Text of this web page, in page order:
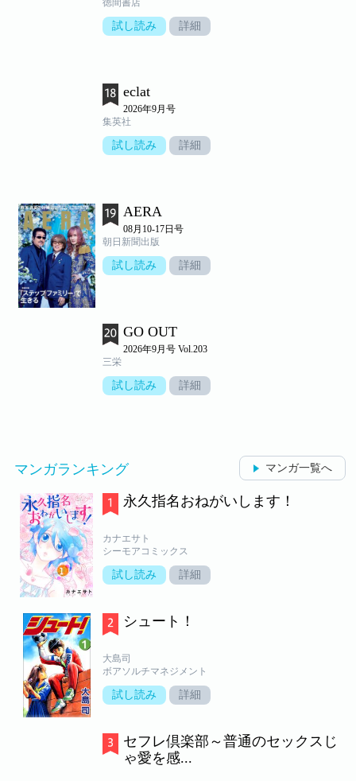
試し読み 詳細
eclat
2026年9月号
集英社
試し読み 詳細
AERA
08月10-17日号
朝日新聞出版
試し読み 詳細
GO OUT
2026年9月号 Vol.203
三栄
試し読み 詳細
マンガランキング マンガ一覧へ
永久指名おねがいします！
カナエサト
シーモアコミックス
試し読み 詳細
シュート！
大島司
ボアソルチマネジメント
試し読み 詳細
セフレ倶楽部～普通のセックスじ
ゃ愛を感...